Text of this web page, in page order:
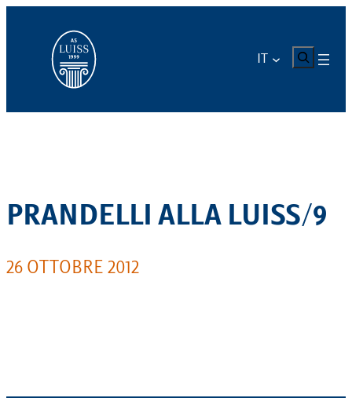
contenuto
CERCA
PRANDELLI ALLA LUISS/9
26 OTTOBRE 2012